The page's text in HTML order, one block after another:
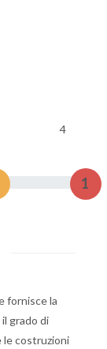
4
1
fornisce la
grado di
le costruzioni